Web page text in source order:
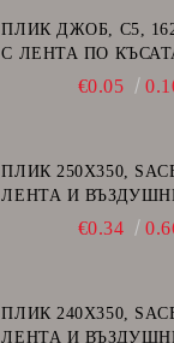
ПЛИК ДЖОБ, C5,
С ЛЕНТА ПО
€0.05
ПЛИК 250Х350,
ЛЕНТА И
€0.34
ПЛИК 240Х350,
ЛЕНТА И